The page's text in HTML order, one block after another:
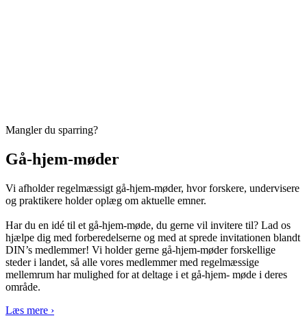
Mangler du sparring?
Gå-hjem-møder
Vi afholder regelmæssigt gå-hjem-møder, hvor forskere, undervisere
og praktikere holder oplæg om aktuelle emner.
Har du en idé til et gå-hjem-møde, du gerne vil invitere til? Lad os
hjælpe dig med forberedelserne og med at sprede invitationen blandt
DIN’s medlemmer! Vi holder gerne gå-hjem-møder forskellige
steder i landet, så alle vores medlemmer med regelmæssige
mellemrum har mulighed for at deltage i et gå-hjem- møde i deres
område.
Læs mere ›